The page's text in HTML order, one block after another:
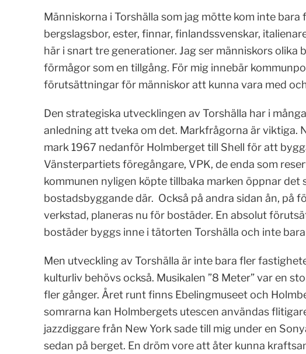
Människorna i Torshälla som jag mötte kom inte
bergslagsbor, ester, finnar, finlandssvenskar,
här i snart tre generationer. Jag ser människors olika
förmågor som en tillgång. För mig innebär
förutsättningar för människor att kunna vara med
Den strategiska utvecklingen av Torshälla har i
anledning att tveka om det. Markfrågorna är viktiga.
mark 1967 nedanför Holmberget till Shell för att
Vänsterpartiets föregångare, VPK, de enda som
kommunen nyligen köpte tillbaka marken öppnar det
bostadsbyggande där. Också på andra sidan ån, på
verkstad, planeras nu för bostäder. En absolut
bostäder byggs inne i tätorten Torshälla och inte
Men utveckling av Torshälla är inte bara fler
kulturliv behövs också. Musikalen ”8 Meter” var en
fler gånger. Året runt finns Ebelingmuseet och
somrarna kan Holmbergets utescen användas
jazzdiggare från New York sade till mig under en
sedan på berget. En dröm vore att åter kunna